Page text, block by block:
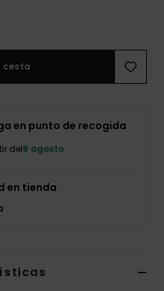
cesta
en punto de recogida
del8 agosto
en tienda